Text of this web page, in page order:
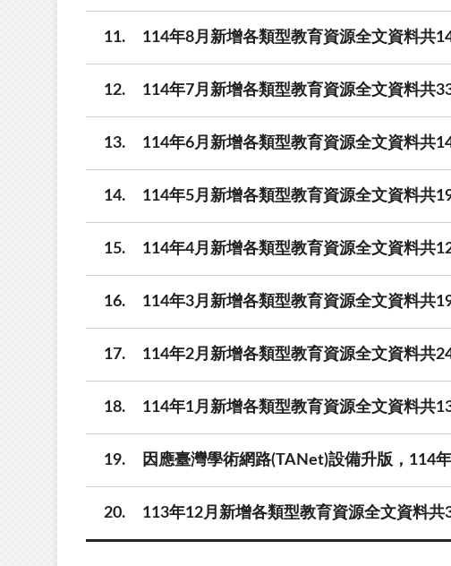
11 114年8月新增各類型教育資源全文資料共
12 114年7月新增各類型教育資源全文資料共
13 114年6月新增各類型教育資源全文資料共
14 114年5月新增各類型教育資源全文資料共
15 114年4月新增各類型教育資源全文資料共
16 114年3月新增各類型教育資源全文資料共
17 114年2月新增各類型教育資源全文資料共
18 114年1月新增各類型教育資源全文資料共
19 因應臺灣學術網路(TANet)設備升版，114
20 113年12月新增各類型教育資源全文資料共